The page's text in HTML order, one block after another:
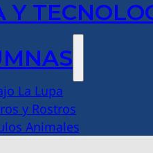
Y
La Lupa
y Rostros
Animales